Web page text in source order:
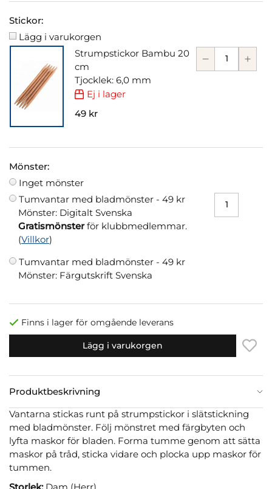
Stickor:
Lägg i varukorgen
Strumpstickor Bambu 20
cm
Tjocklek: 6,0 mm
Ej i lager
49 kr
Mönster:
Inget mönster
Tumvantar med bladmönster - 49 kr
Mönster: Digitalt Svenska
Gratismönsterför klubbmedlemmar.
(Villkor)
Tumvantar med bladmönster - 49 kr
Mönster: Färgutskrift Svenska
Finns i lager för omgående leverans
Lägg i varukorgen
Produktbeskrivning
Vantarna stickas runt på strumpstickor i slätstickning
med bladmönster. Följ mönstret med färgbyten och
lyfta maskor för bladen. Forma tumme genom att sätta
maskor på tråd, sticka vidare och plocka upp maskor för
tummen.